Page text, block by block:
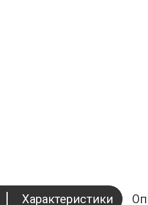
Характеристики